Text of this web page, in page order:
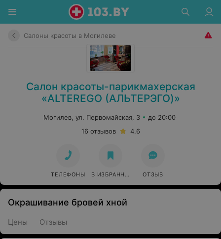
Салоны красоты в Могилеве
Салон красоты-парикмахерская
«ALTEREGO (АЛЬТЕРЭГО)»
Могилев, ул. Первомайская, 3
до 20:00
16 отзывов
4.6
ТЕЛЕФОНЫ В ИЗБРАННОЕ ОТЗЫВ
Окрашивание бровей хной
Цены Отзывы